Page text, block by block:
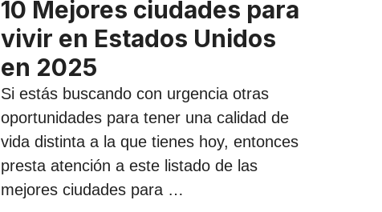
10 Mejores ciudades para
vivir en Estados Unidos
en 2025
Si estás buscando con urgencia otras
oportunidades para tener una calidad de
vida distinta a la que tienes hoy, entonces
presta atención a este listado de las
mejores ciudades para …